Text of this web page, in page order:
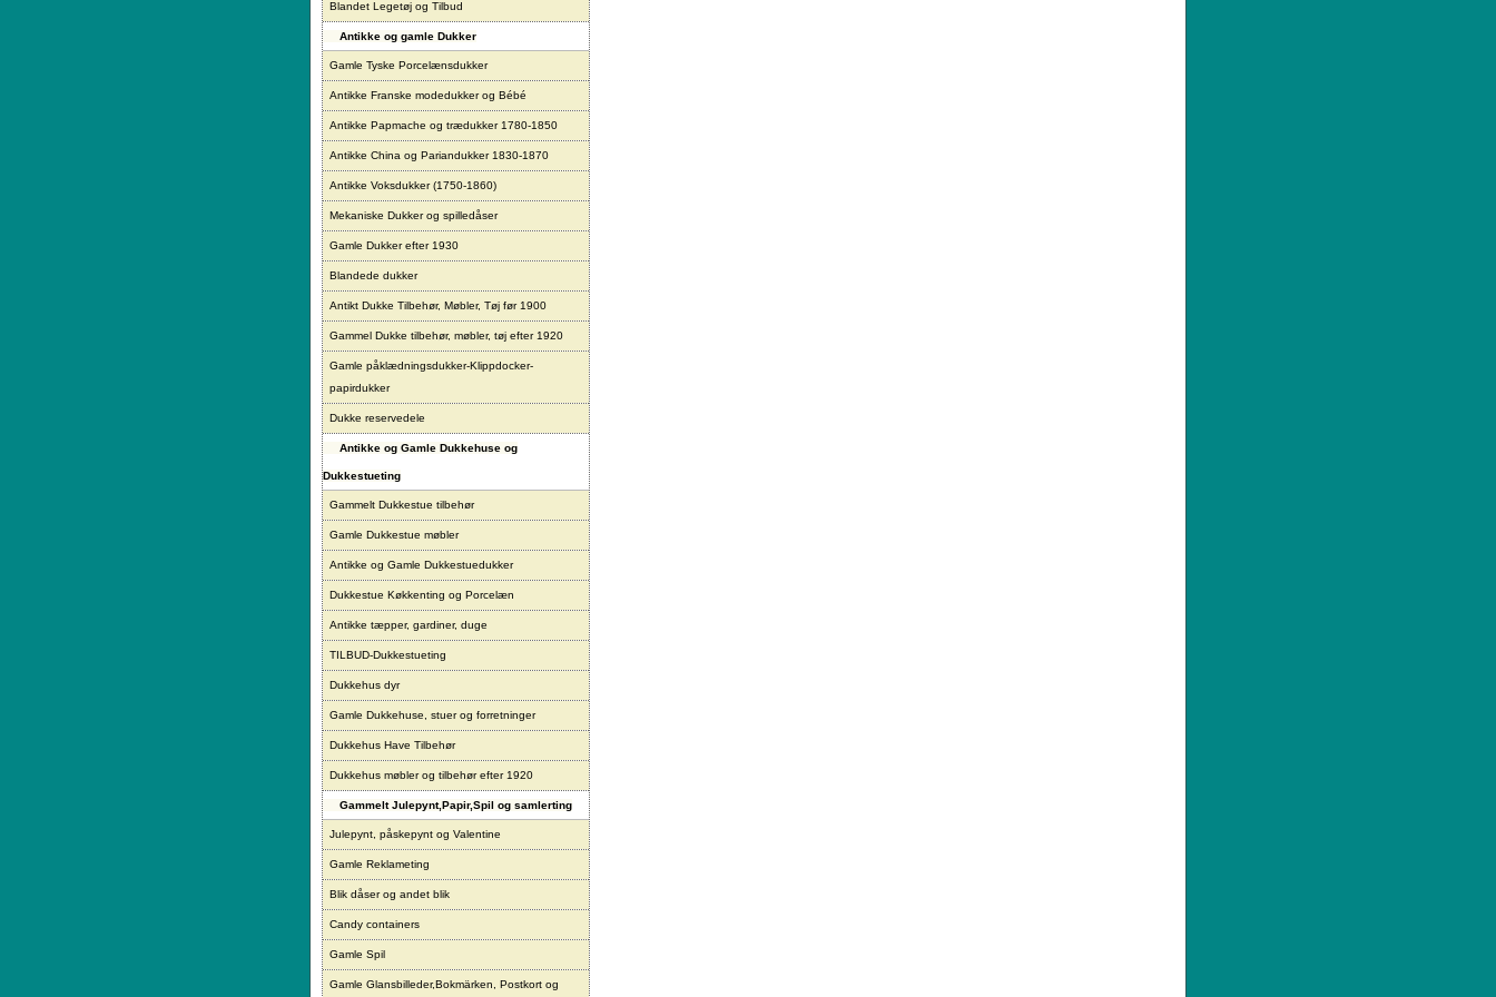
Blandet Legetøj og Tilbud
Antikke og gamle Dukker
Gamle Tyske Porcelænsdukker
Antikke Franske modedukker og Bébé
Antikke Papmache og trædukker 1780-1850
Antikke China og Pariandukker 1830-1870
Antikke Voksdukker (1750-1860)
Mekaniske Dukker og spilledåser
Gamle Dukker efter 1930
Blandede dukker
Antikt Dukke Tilbehør, Møbler, Tøj før 1900
Gammel Dukke tilbehør, møbler, tøj efter 1920
Gamle påklædningsdukker-Klippdocker-
papirdukker
Dukke reservedele
Antikke og Gamle Dukkehuse og
Dukkestueting
Gammelt Dukkestue tilbehør
Gamle Dukkestue møbler
Antikke og Gamle Dukkestuedukker
Dukkestue Køkkenting og Porcelæn
Antikke tæpper, gardiner, duge
TILBUD-Dukkestueting
Dukkehus dyr
Gamle Dukkehuse, stuer og forretninger
Dukkehus Have Tilbehør
Dukkehus møbler og tilbehør efter 1920
Gammelt Julepynt,Papir,Spil og samlerting
Julepynt, påskepynt og Valentine
Gamle Reklameting
Blik dåser og andet blik
Candy containers
Gamle Spil
Gamle Glansbilleder,Bokmärken, Postkort og